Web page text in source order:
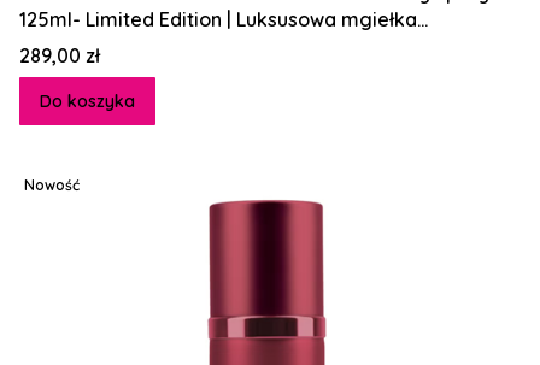
125ml- Limited Edition | Luksusowa mgiełka
zapachowa do ciała z limitowanej edycji!
Cena
289,00 zł
Do koszyka
Nowość